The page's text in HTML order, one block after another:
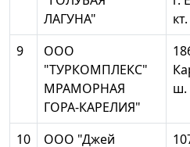
ЛАГУНА"
9
ООО
"ТУРКОМПЛЕКС"
МРАМОРНАЯ
ГОРА-КАРЕЛИЯ"
ш.
10
ООО "Джей